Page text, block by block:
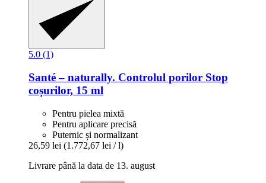
5.0 (1)
Santé – naturally. Controlul porilor Stop
coșurilor, 15 ml
Pentru pielea mixtă
Pentru aplicare precisă
Puternic și normalizant
26,59 lei (1.772,67 lei / l)
Livrare până la data de 13. august